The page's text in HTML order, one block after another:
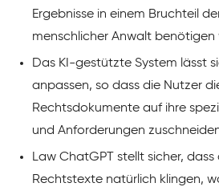
Ergebnisse in einem Bruchteil
menschlicher Anwalt benötigen
Das KI-gestützte System lässt
anpassen, so dass die Nutzer
Rechtsdokumente auf ihre
und Anforderungen
Law ChatGPT stellt sicher,
Rechtstexte natürlich klingen,